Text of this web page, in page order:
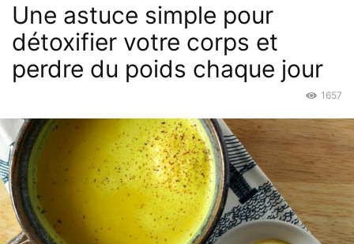
Une astuce simple pour
détoxifier votre corps et
perdre du poids chaque jour
1657